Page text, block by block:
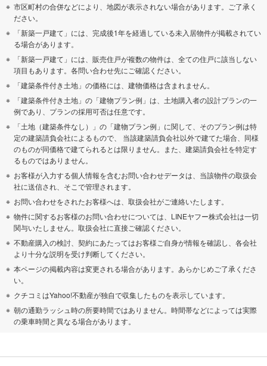
市区町村の合併などにより、地図が表示されない場合があります。ご了承く
ださい。
「新築一戸建て」には、完成後1年を経過している未入居物件が掲載されてい
る場合があります。
「新築一戸建て」には、販売住戸が複数の物件は、全ての住戸に該当しない
項目もあります。各問い合わせ先にご確認ください。
「建築条件付き土地」の価格には、建物価格は含まれません。
「建築条件付き土地」の「建物プラン例」は、土地購入者の設計プランの一
例であり、プランの採用可否は任意です。
「土地（建築条件なし）」の「建物プラン例」に関して、そのプラン例は特
定の建築請負会社によるもので、 当該建築請負会社以外で建てた場合、同様
のものが同価格で建てられるとは限りません。また、建築請負会社を特定す
るものではありません。
お客様が入力する個人情報を含むお問い合わせデータは、当該物件の取扱会
社に送信され、そこで管理されます。
お問い合わせをされたお客様へは、取扱会社がご連絡いたします。
物件に関するお客様のお問い合わせについては、LINEヤフー株式会社は一切
関与いたしません。取扱会社に直接ご確認ください。
不動産購入の検討、契約にあたってはお客様ご自身が情報を確認し、各会社
より十分な説明を受け判断してください。
本ページの掲載内容は変更される場合があります。あらかじめご了承くださ
い。
クチコミはYahoo!不動産が独自で収集したものを表示しています。
朝の通勤ラッシュ時の所要時間ではありません。時間帯などによっては実際
の乗車時間と異なる場合があります。